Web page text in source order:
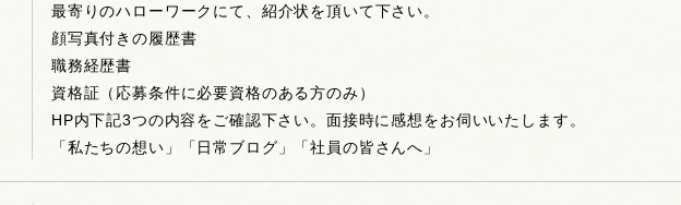
最寄りのハローワークにて、紹介状を頂いて下さい。
顔写真付きの履歴書
職務経歴書
資格証（応募条件に必要資格のある方のみ）
HP内下記3つの内容をご確認下さい。面接時に感想をお伺いいたします。
「私たちの想い」「日常ブログ」「社員の皆さんへ」